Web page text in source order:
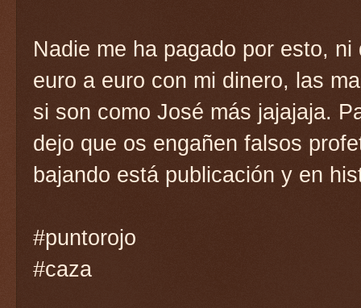
Nadie me ha pagado por esto,
euro a euro con mi dinero, las
si son como José más jajajaja.
dejo que os engañen falsos
bajando está publicación y en
#puntorojo
#caza